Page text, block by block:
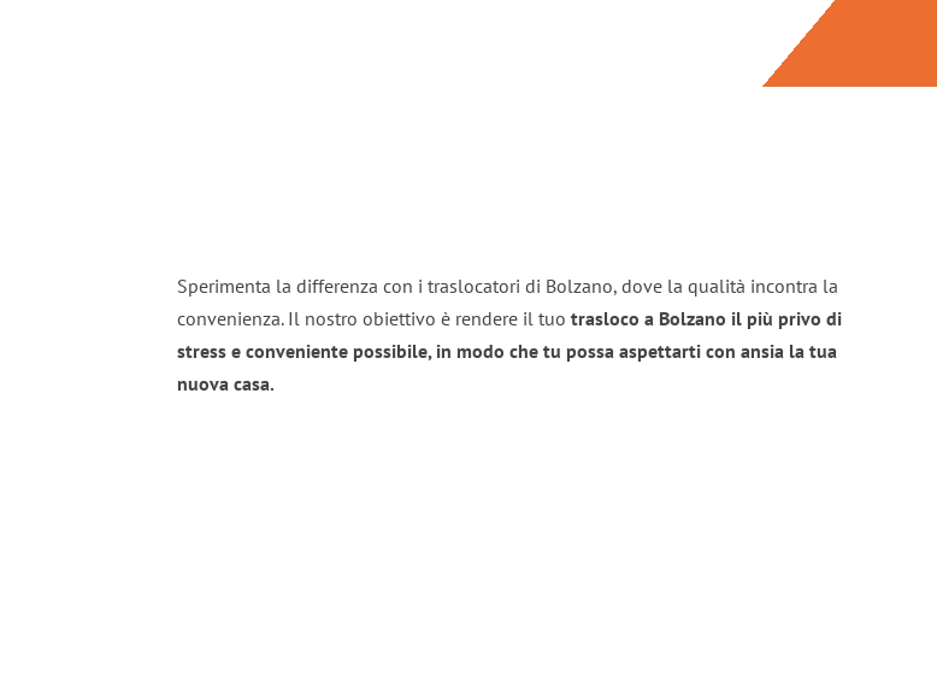
Sperimenta la differenza con i traslocatori di Bolzano, dove la qualità incontra la
convenienza. Il nostro obiettivo è rendere il tuo trasloco a Bolzano il più privo di
stress e conveniente possibile, in modo che tu possa aspettarti con ansia la tua
nuova casa.